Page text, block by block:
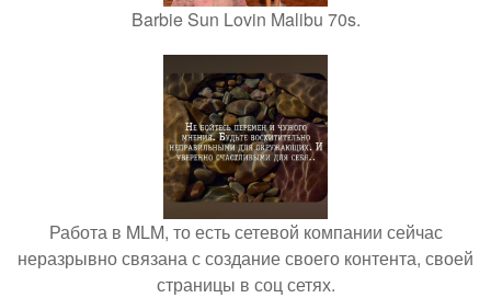
Barbie Sun Lovin Malibu 70s.
Работа в MLM, то есть сетевой компании сейчас
неразрывно связана с создание своего контента, своей
страницы в соц сетях.